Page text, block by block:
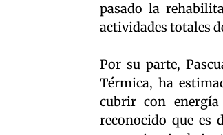
pasado la
actividades totales
Por su parte,
Térmica, ha
cubrir con
reconocido que es